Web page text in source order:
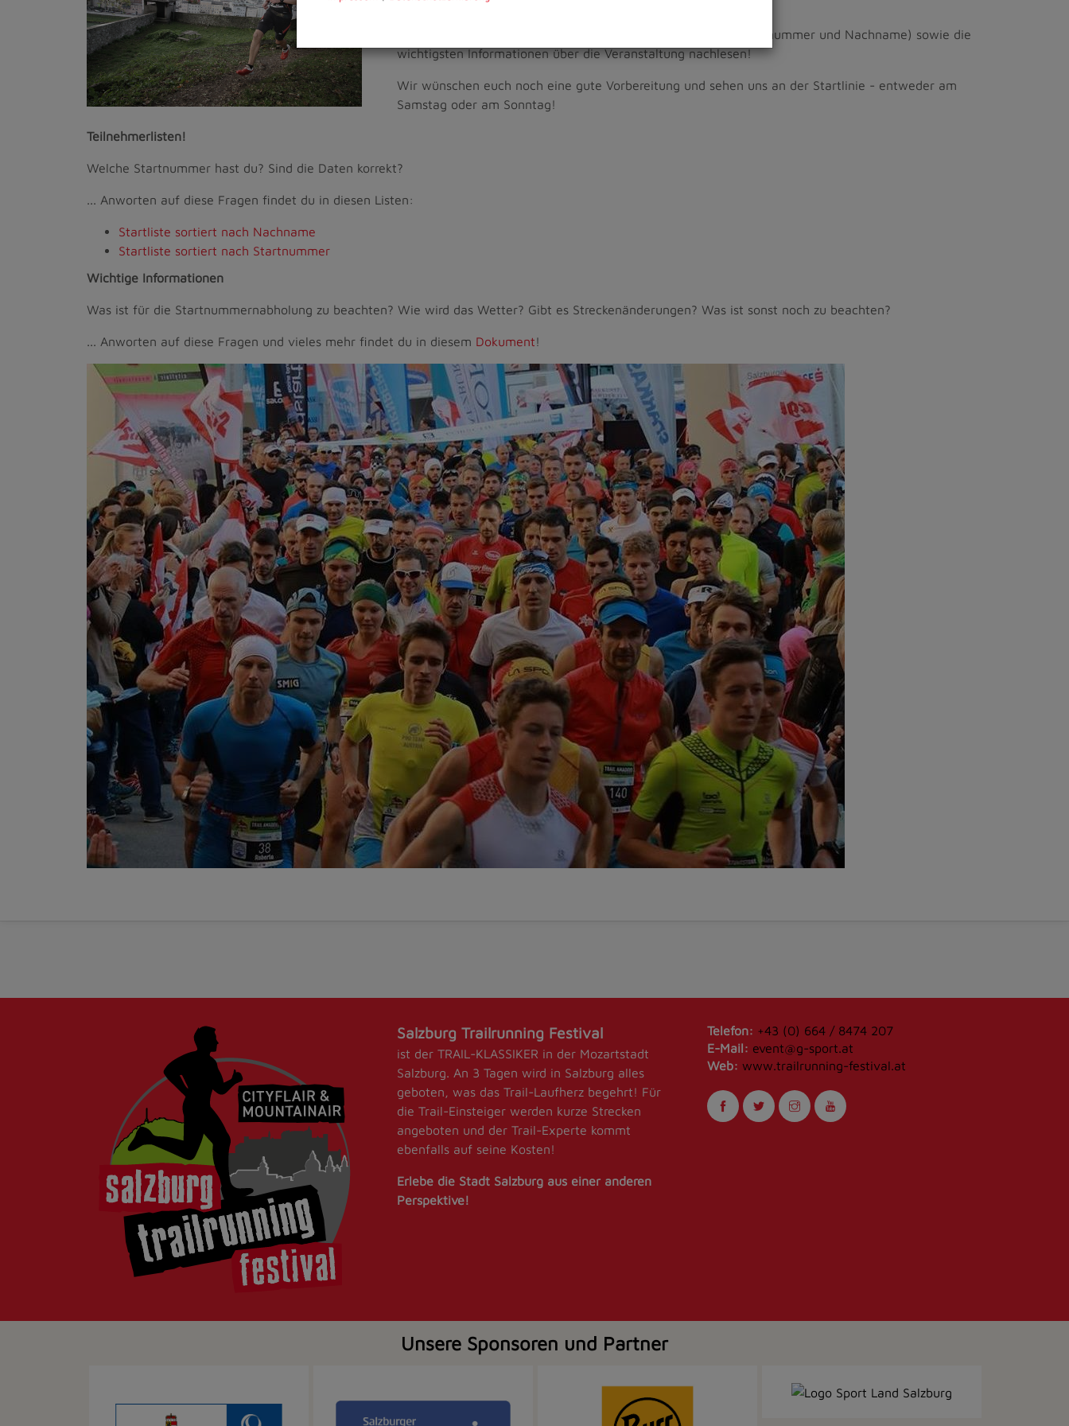
Hier könnt ihr die Teilnehmerlisten einsehen (sortiert nach Startnummer und Nachname) sowie die
wichtigsten Informationen über die Veranstaltung nachlesen!
Wir wünschen euch noch eine gute Vorbereitung und sehen uns an der Startlinie - entweder am
Samstag oder am Sonntag!
Teilnehmerlisten!
Welche Startnummer hast du? Sind die Daten korrekt?
... Anworten auf diese Fragen findet du in diesen Listen:
Startliste sortiert nach Nachname
Startliste sortiert nach Startnummer
Wichtige Informationen
Was ist für die Startnummernabholung zu beachten? Wie wird das Wetter? Gibt es Streckenänderungen? Was ist sonst noch zu beachten?
... Anworten auf diese Fragen und vieles mehr findet du in diesem Dokument!
Salzburg Trailrunning Festival
ist der TRAIL-KLASSIKER in der Mozartstadt
Salzburg. An 3 Tagen wird in Salzburg alles
geboten, was das Trail-Laufherz begehrt! Für
die Trail-Einsteiger werden kurze Strecken
angeboten und der Trail-Experte kommt
ebenfalls auf seine Kosten!
Erlebe die Stadt Salzburg aus einer anderen
Perspektive!
Telefon: +43 (0) 664 / 8474 207
E-Mail: event@g-sport.at
Web: www.trailrunning-festival.at
Unsere Sponsoren und Partner